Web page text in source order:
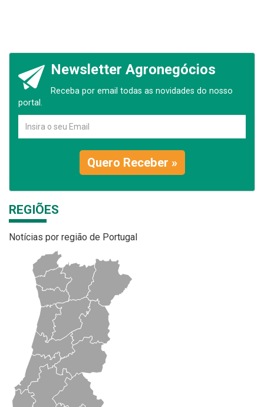
Newsletter Agronegócios
Receba por email todas as novidades do nosso
portal.
Quero Receber »
REGIÕES
Notícias por região de Portugal